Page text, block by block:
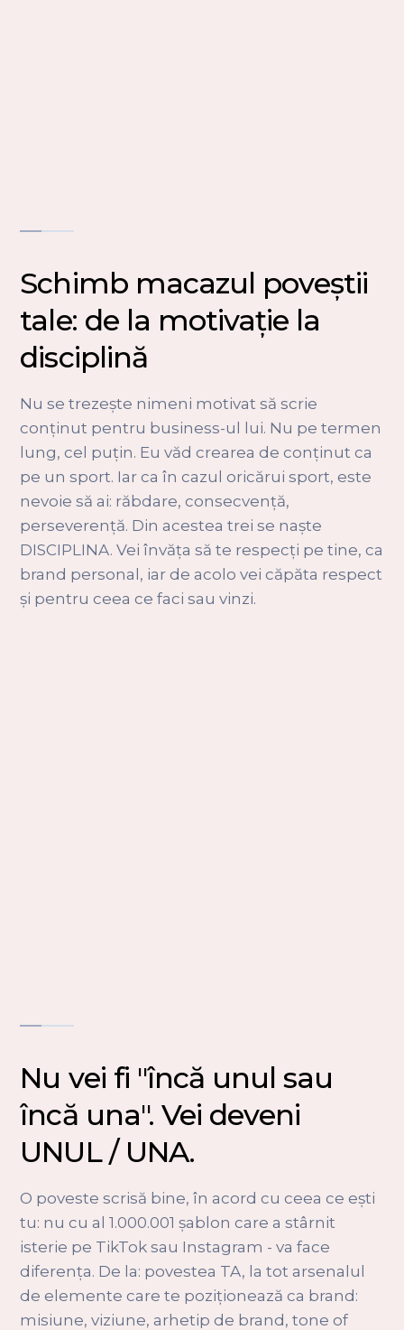
Schimb macazul poveștii
tale: de la motivație la
disciplină
Nu se trezește nimeni motivat să scrie
conținut pentru business-ul lui. Nu pe termen
lung, cel puțin. Eu văd crearea de conținut ca
pe un sport. Iar ca în cazul oricărui sport, este
nevoie să ai: răbdare, consecvență,
perseverență. Din acestea trei se naște
DISCIPLINA. Vei învăța să te respecți pe tine, ca
brand personal, iar de acolo vei căpăta respect
și pentru ceea ce faci sau vinzi.
Nu vei fi "încă unul sau
încă una". Vei deveni
UNUL / UNA.
O poveste scrisă bine, în acord cu ceea ce ești
tu: nu cu al 1.000.001 șablon care a stârnit
isterie pe TikTok sau Instagram - va face
diferența. De la: povestea TA, la tot arsenalul
de elemente care te poziționează ca brand:
misiune, viziune, arhetip de brand, tone of